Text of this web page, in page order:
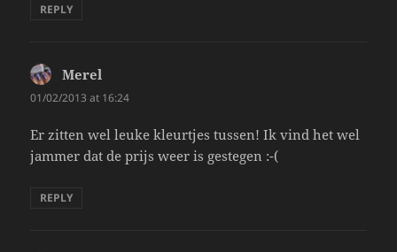
REPLY
Merel
01/02/2013 at 16:24
Er zitten wel leuke kleurtjes tussen! Ik vind het wel
jammer dat de prijs weer is gestegen :-(
REPLY